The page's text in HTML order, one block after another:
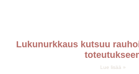
Lukunurkkaus kutsuu
Lue lisää »